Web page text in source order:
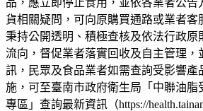
貨相關疑問，可向原購買通路或業者客
秉持公開透明、積極查核及依法行政原
流向，督促業者落實回收及自主管理，
訊，民眾及食品業者如需查詢受影響產
施，可至臺南市政府衛生局「中聯油脂
專區」查詢最新資訊（https://